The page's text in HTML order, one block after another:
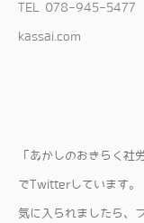
TEL 078-945-
kassai.com
「あかしのおきらく社
でTwitterしています。
気に入られましたら、